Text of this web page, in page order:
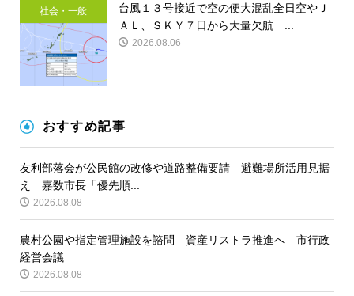
社会・一般
台風１３号接近で空の便大混乱全日空やＪ
ＡＬ、ＳＫＹ７日から大量欠航 ...
2026.08.06
おすすめ記事
友利部落会が公民館の改修や道路整備要請 避難場所活用見据
え 嘉数市長「優先順...
2026.08.08
農村公園や指定管理施設を諮問 資産リストラ推進へ 市行政
経営会議
2026.08.08